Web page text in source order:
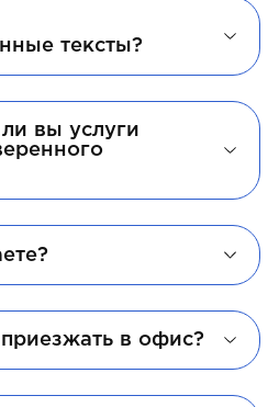
тексты?
ли вы услуги
в офис?